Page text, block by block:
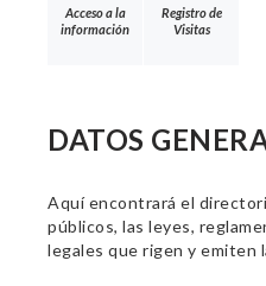
Acceso a la
información
Registro de
Visitas
DATOS
Aquí encontrará el
públicos, las leyes,
legales que rigen y emiten